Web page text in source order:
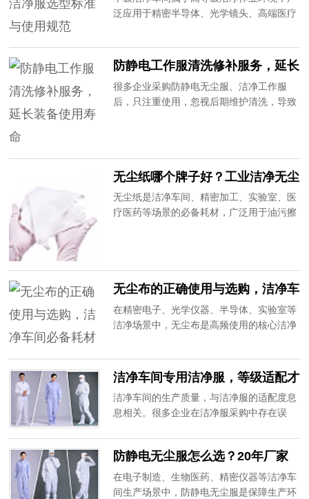
泛应用于精密半导体、光学镜头、高端医疗
准，而洁净服的选型和规范使用，是保障车
间达标的核心环节。很多企业因选型不当、
使用不规范，导致车间检测不达标、产品良
率偏低。20年专业无尘厂家为大家详解千级
防静电工作服清洗修补服务，延长
装备使用寿命
很多企业采购防静电无尘服、洁净工作服
后，只注重使用，忽视后期维护清洗，导致
防静电服装的清洗标准，容易造成面料破
损、导电丝失效、粉尘残留等问题。作为20
年专业无尘防静电厂家，我们提供专属售后
清洗修补服务，为企业解决装备运维难题。
无尘纸哪个牌子好？工业洁净无尘
纸选购攻略
无尘纸是洁净车间、精密加工、实验室、医
疗医药等场景的必备耗材，广泛用于油污擦
纸易掉屑、易破损、含有杂质，会造成精密
产品污染、设备故障，直接影响生产效率和
产品质量。20年专注无尘洁净用品生产，为
大家分享高性价比无尘纸选购技巧。
无尘布的正确使用与选购，洁净车
间必备耗材
在精密电子、光学仪器、半导体、实验室等
洁净场景中，无尘布是高频使用的核心洁净
响产品良率和车间洁净度，劣质无尘布掉
毛、掉屑、残留纤维、擦拭不干净，极易造
成精密元器件划伤、污染，给企业带来巨大
损失。20年专注无尘洁净耗材生产，带大家
洁净车间专用洁净服，等级适配才
是关键
洁净车间的生产质量，与洁净服的适配度息
息相关。很多企业在洁净服采购中存在误
致车间洁净度不达标、产品合格率下降，甚
至无法通过环评审核。作为20年专注无尘洁
净用品的生产厂家，深耕洁净车间防护领
防静电无尘服怎么选？20年厂家
教你避坑
在电子制造、生物医药、精密仪器等洁净车
间生产场景中，防静电无尘服是保障生产环